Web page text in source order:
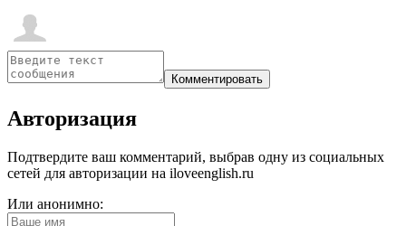
Авторизация
Подтвердите ваш комментарий, выбрав одну из социальных
сетей для авторизации на iloveenglish.ru
Или анонимно: